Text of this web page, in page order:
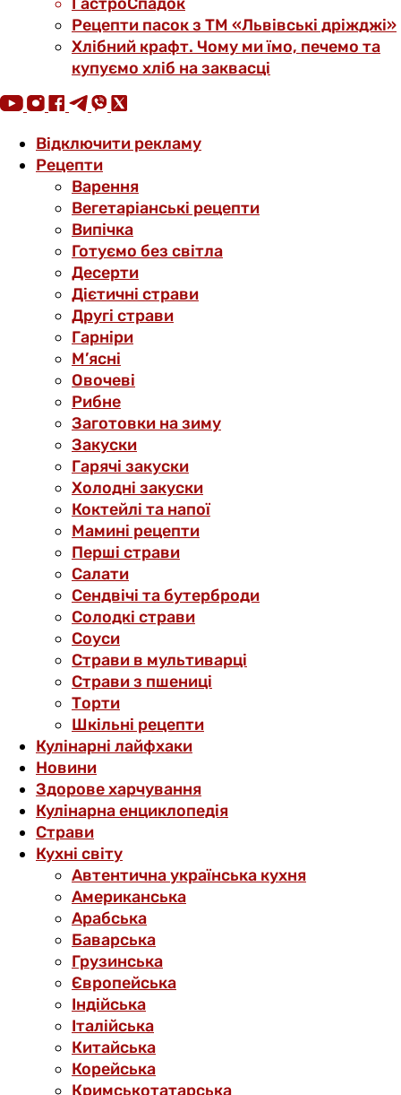
Рецепти пасок з ТМ «Львівські дріжджі»
Хлібний крафт. Чому ми їмо, печемо та
купуємо хліб на заквасці
Відключити рекламу
Рецепти
Варення
Вегетаріанські рецепти
Випічка
Готуємо без світла
Десерти
Дієтичні страви
Другі страви
Гарніри
М’ясні
Овочеві
Рибне
Заготовки на зиму
Закуски
Гарячі закуски
Холодні закуски
Коктейлі та напої
Мамині рецепти
Перші страви
Салати
Сендвічі та бутерброди
Солодкі страви
Соуси
Страви в мультиварці
Страви з пшениці
Торти
Шкільні рецепти
Кулінарні лайфхаки
Новини
Здорове харчування
Кулінарна енциклопедія
Страви
Кухні світу
Автентична українська кухня
Американська
Арабська
Баварська
Грузинська
Європейська
Індійська
Італійська
Китайська
Корейська
Кримськотатарська